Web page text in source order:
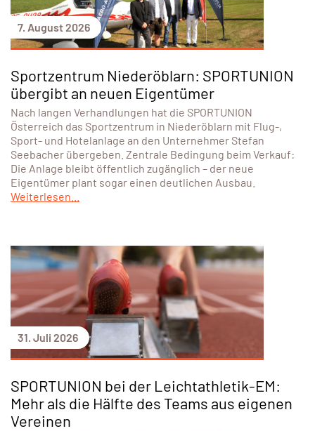
7. August 2026
Sportzentrum Niederöblarn: SPORTUNION
übergibt an neuen Eigentümer
Nach langen Verhandlungen hat die SPORTUNION
Österreich das Sportzentrum in Niederöblarn mit Flug-,
Sport- und Hotelanlage an den Unternehmer Stefan
Seebacher übergeben. Zentrale Bedingung beim Verkauf:
Die Anlage bleibt öffentlich zugänglich – der neue
Eigentümer plant sogar einen deutlichen Ausbau.
Weiterlesen...
31. Juli 2026
SPORTUNION bei der Leichtathletik-EM:
Mehr als die Hälfte des Teams aus eigenen
Vereinen